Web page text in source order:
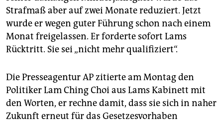
Strafmaß aber auf zwei Monate reduziert. Jetzt
wurde er wegen guter Führung schon nach einem
Monat freigelassen. Er forderte sofort Lams
Rücktritt. Sie sei „nicht mehr qualifiziert“.
Die Presseagentur AP zitierte am Montag den
Politiker Lam Ching Choi aus Lams Kabinett mit
den Worten, er rechne damit, dass sie sich in naher
Zukunft erneut für das Gesetzesvorhaben